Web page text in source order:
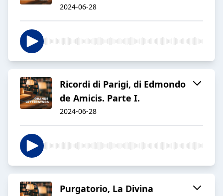
2024-06-28
Ricordi di Parigi, di Edmondo
de Amicis. Parte I.
2024-06-28
Purgatorio, La Divina